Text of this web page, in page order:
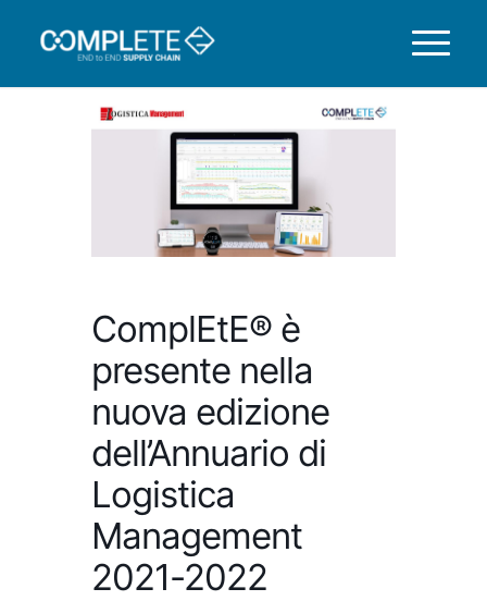
ComplEtE® è
presente nella
nuova edizione
dell’Annuario di
Logistica
Management
2021-2022